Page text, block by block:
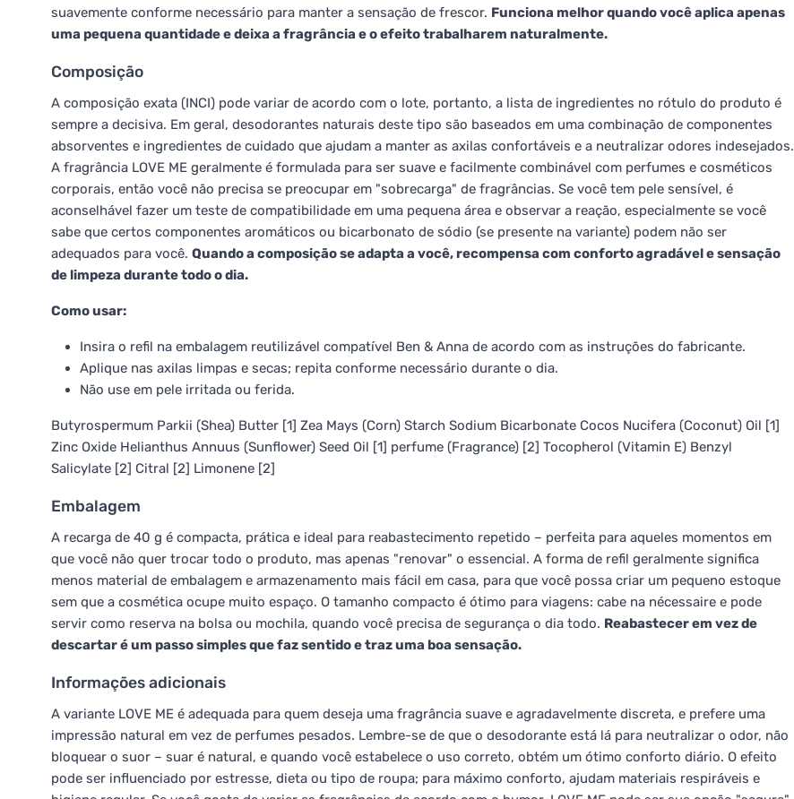
suavemente conforme necessário para manter a sensação de frescor. Funciona melhor quando você aplica apenas
uma pequena quantidade e deixa a fragrância e o efeito trabalharem naturalmente.
Composição
A composição exata (INCI) pode variar de acordo com o lote, portanto, a lista de ingredientes no rótulo do produto é
sempre a decisiva. Em geral, desodorantes naturais deste tipo são baseados em uma combinação de componentes
absorventes e ingredientes de cuidado que ajudam a manter as axilas confortáveis e a neutralizar odores indesejados.
A fragrância LOVE ME geralmente é formulada para ser suave e facilmente combinável com perfumes e cosméticos
corporais, então você não precisa se preocupar em "sobrecarga" de fragrâncias. Se você tem pele sensível, é
aconselhável fazer um teste de compatibilidade em uma pequena área e observar a reação, especialmente se você
sabe que certos componentes aromáticos ou bicarbonato de sódio (se presente na variante) podem não ser
adequados para você. Quando a composição se adapta a você, recompensa com conforto agradável e sensação
de limpeza durante todo o dia.
Como usar:
Insira o refil na embalagem reutilizável compatível Ben & Anna de acordo com as instruções do fabricante.
Aplique nas axilas limpas e secas; repita conforme necessário durante o dia.
Não use em pele irritada ou ferida.
Butyrospermum Parkii (Shea) Butter [1] Zea Mays (Corn) Starch Sodium Bicarbonate Cocos Nucifera (Coconut) Oil [1]
Zinc Oxide Helianthus Annuus (Sunflower) Seed Oil [1] perfume (Fragrance) [2] Tocopherol (Vitamin E) Benzyl
Salicylate [2] Citral [2] Limonene [2]
Embalagem
A recarga de 40 g é compacta, prática e ideal para reabastecimento repetido – perfeita para aqueles momentos em
que você não quer trocar todo o produto, mas apenas "renovar" o essencial. A forma de refil geralmente significa
menos material de embalagem e armazenamento mais fácil em casa, para que você possa criar um pequeno estoque
sem que a cosmética ocupe muito espaço. O tamanho compacto é ótimo para viagens: cabe na nécessaire e pode
servir como reserva na bolsa ou mochila, quando você precisa de segurança o dia todo. Reabastecer em vez de
descartar é um passo simples que faz sentido e traz uma boa sensação.
Informações adicionais
A variante LOVE ME é adequada para quem deseja uma fragrância suave e agradavelmente discreta, e prefere uma
impressão natural em vez de perfumes pesados. Lembre-se de que o desodorante está lá para neutralizar o odor, não
bloquear o suor – suar é natural, e quando você estabelece o uso correto, obtém um ótimo conforto diário. O efeito
pode ser influenciado por estresse, dieta ou tipo de roupa; para máximo conforto, ajudam materiais respiráveis e